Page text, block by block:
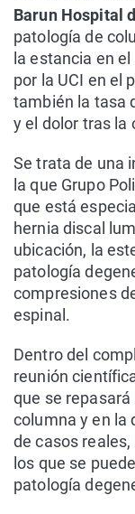
Barun Hospital
patología de
la estancia en
por la UCI en el
también la tasa
y el dolor tras la
Se trata de una
la que Grupo
que está
hernia discal
ubicación, la
patología
compresiones
espinal.
Dentro del
reunión
que se
columna y en la
de casos
los que se
patología